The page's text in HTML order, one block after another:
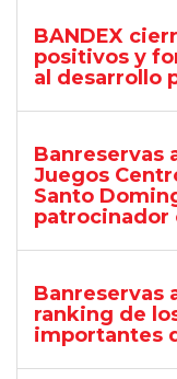
BANDEX
positivos y
al desarrollo
Banreservas
Juegos
Santo
patrocinador
Banreservas
ranking de
importantes